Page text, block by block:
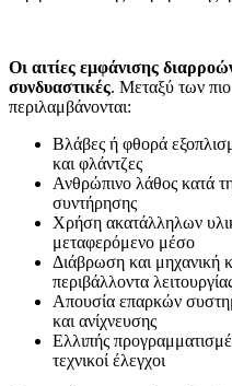
Οι αιτίες εμφάνισης
συνδυαστικές. Μεταξύ των
περιλαμβάνονται:
Βλάβες ή φθορά
και φλάντζες
Ανθρώπινο λάθος κατά
συντήρησης
Χρήση ακατάλληλων
μεταφερόμενο μέσο
Διάβρωση και μηχανική
περιβάλλοντα
Απουσία επαρκών
και ανίχνευσης
Ελλιπής
τεχνικοί έλεγχοι